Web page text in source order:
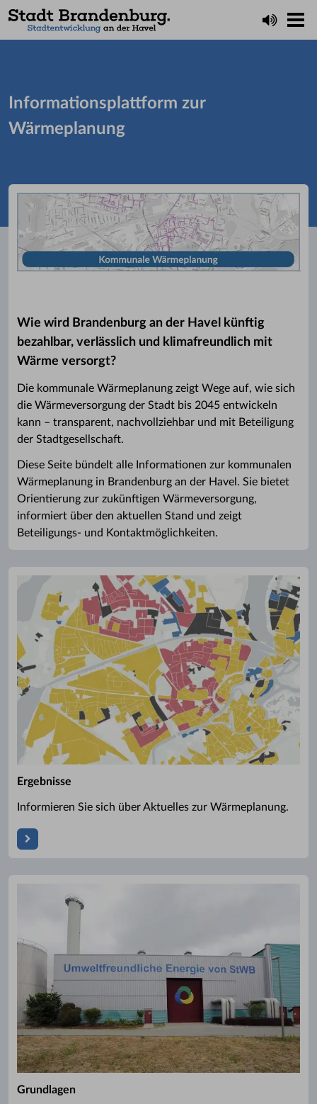
Informationsplattform zur
Wärmeplanung
Wie wird Brandenburg an der Havel künftig
bezahlbar, verlässlich und klimafreundlich mit
Wärme versorgt?
Die kommunale Wärmeplanung zeigt Wege auf, wie sich
die Wärmeversorgung der Stadt bis 2045 entwickeln
kann – transparent, nachvollziehbar und mit Beteiligung
der Stadtgesellschaft.
Diese Seite bündelt alle Informationen zur kommunalen
Wärmeplanung in Brandenburg an der Havel. Sie bietet
Orientierung zur zukünftigen Wärmeversorgung,
informiert über den aktuellen Stand und zeigt
Beteiligungs- und Kontaktmöglichkeiten.
Ergebnisse
Informieren Sie sich über Aktuelles zur Wärmeplanung.
Grundlagen